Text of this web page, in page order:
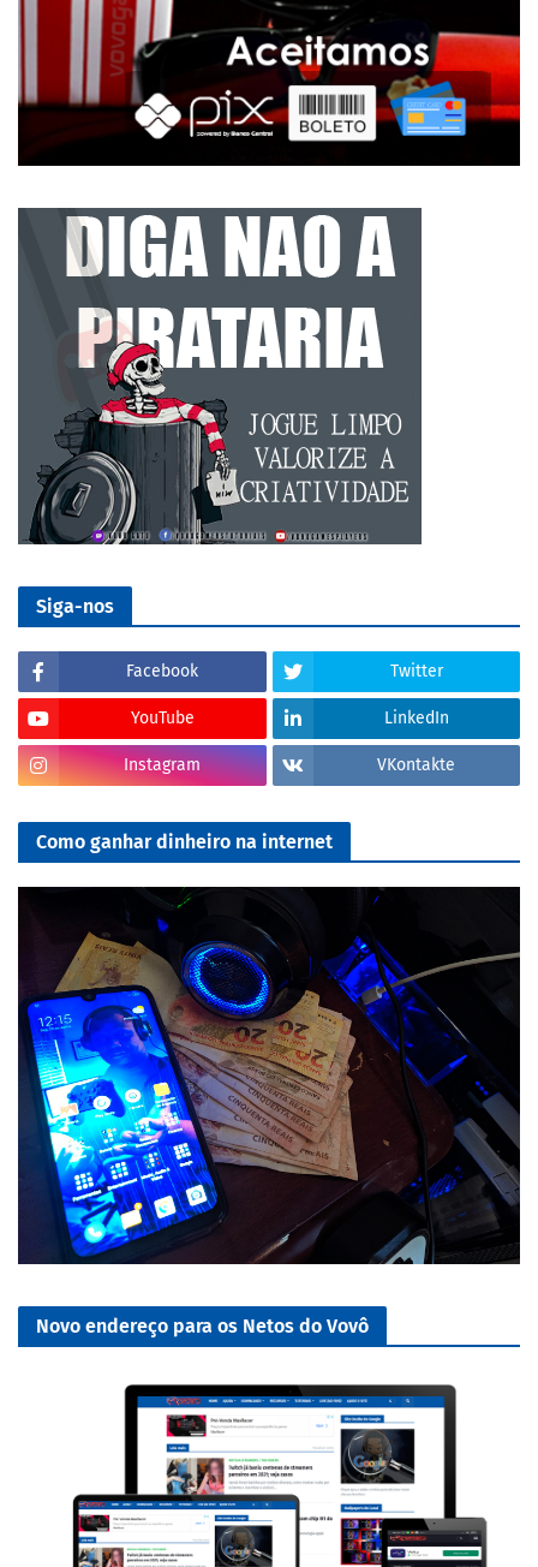
Siga-nos
Facebook Twitter
YouTube LinkedIn
Instagram VKontakte
Como ganhar dinheiro na internet
Novo endereço para os Netos do Vovô